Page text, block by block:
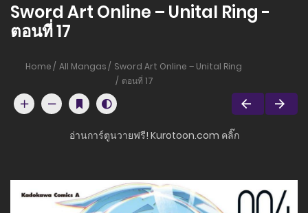
Sword Art Online – Unital Ring -
ตอนที่ 17
Home All Mangas
Sword Art Online – Unital Ring
ตอนที่ 17
อ่านการ์ตูนวายฟรี! Kurotoon.com คลิ๊ก